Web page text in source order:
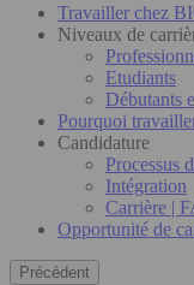
Travailler chez
Niveaux de
Etudiants
Débutants
Pourquoi
Candidature
Processus
Intégration
Carrière |
Opportunité de
Précédent